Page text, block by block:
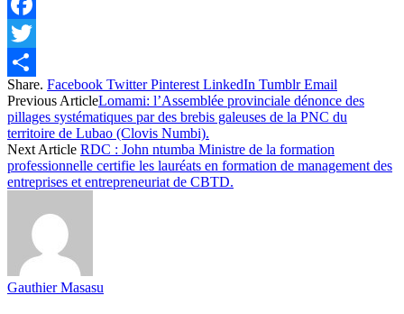
Facebook
Twitter
Share
Share. Facebook Twitter Pinterest LinkedIn Tumblr Email
Previous ArticleLomami: l’Assemblée provinciale dénonce des
pillages systématiques par des brebis galeuses de la PNC du
territoire de Lubao (Clovis Numbi).
Next Article RDC : John ntumba Ministre de la formation
professionnelle certifie les lauréats en formation de management des
entreprises et entrepreneuriat de CBTD.
Gauthier Masasu